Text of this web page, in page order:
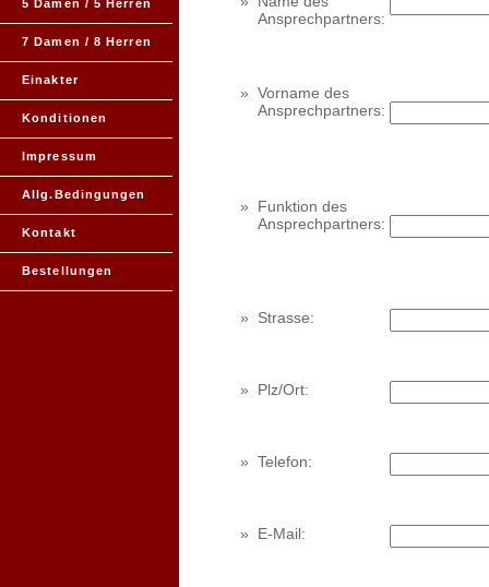
5 Damen / 5 Herren
7 Damen / 8 Herren
Einakter
Konditionen
Impressum
Allg.Bedingungen
Kontakt
Bestellungen
Ansprechpartners:
» Vorname des
Ansprechpartners:
»
Funktion des
Ansprechpartners:
» Strasse:
» Plz/Ort:
» Telefon:
» E-Mail: